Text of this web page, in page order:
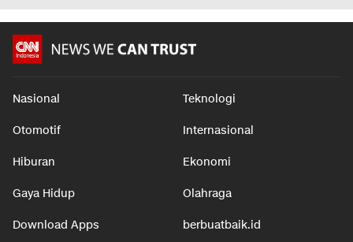
Nasional Teknologi
Otomotif Internasional
Hiburan Ekonomi
Gaya Hidup Olahraga
Download Apps berbuatbaik.id